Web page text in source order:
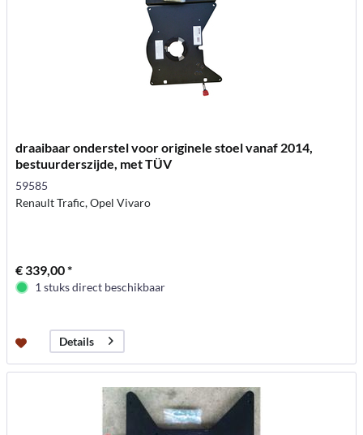
draaibaar onderstel voor originele stoel vanaf 2014,
bestuurderszijde, met TÜV
59585
Renault Trafic, Opel Vivaro
€ 339,00 *
1 stuks direct beschikbaar
Details